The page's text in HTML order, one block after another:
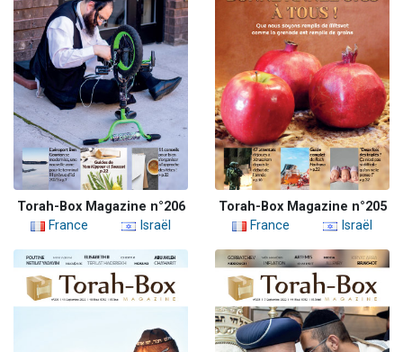
Torah-Box Magazine n°206
France
Israël
Torah-Box Magazine n°205
France
Israël